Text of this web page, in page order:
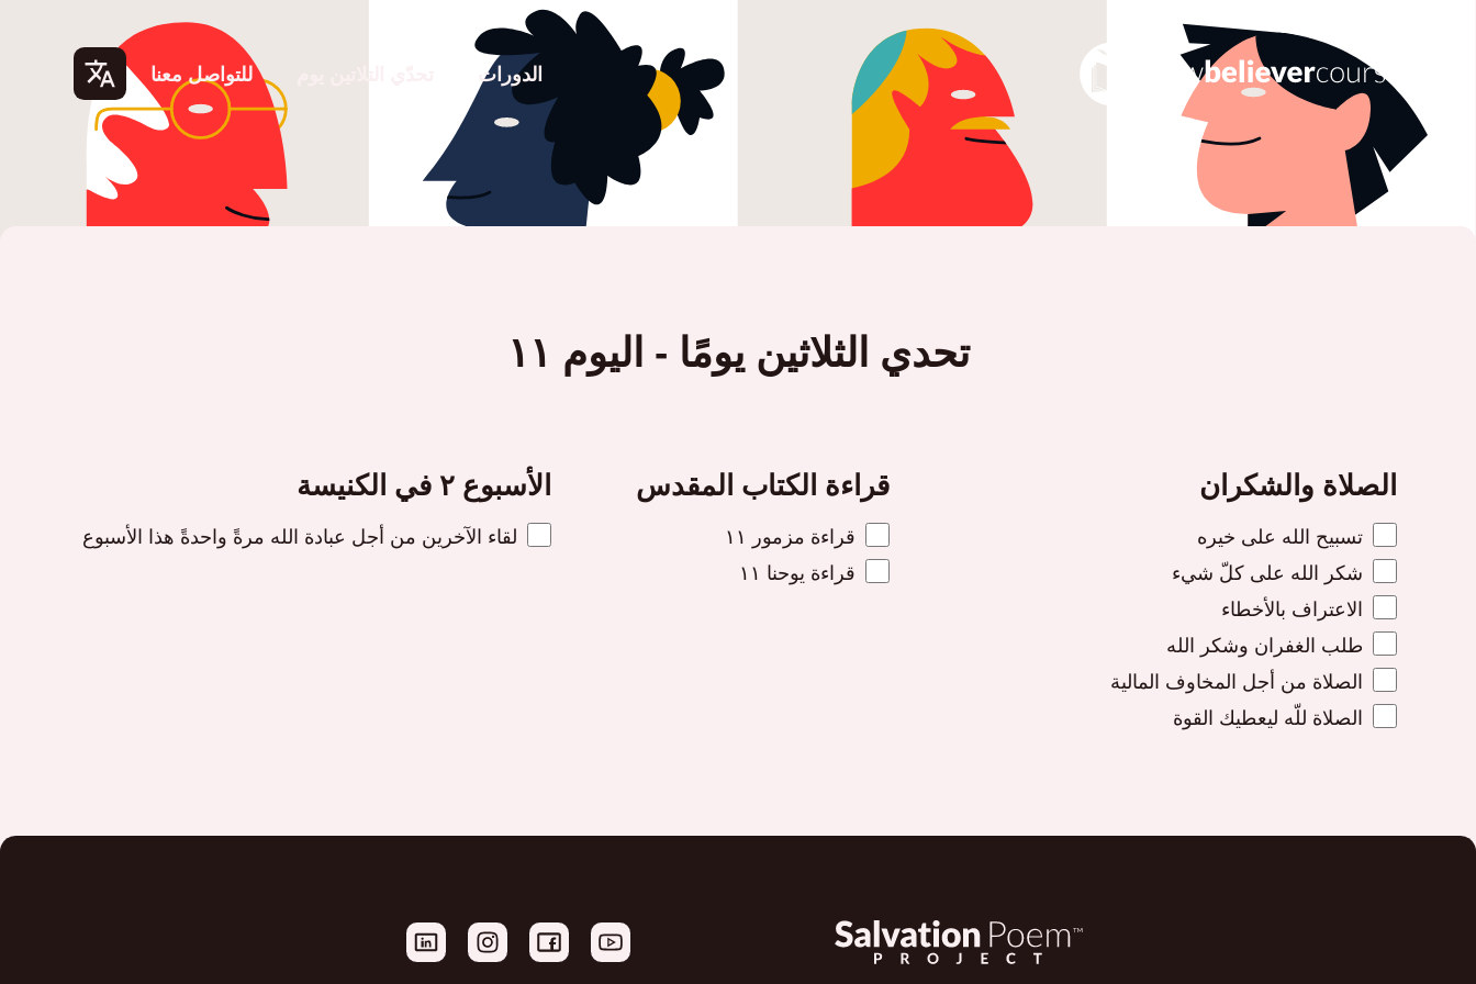
Lang
الدورات للتواصل معنا
تحدي الثلاثين يومًا - اليوم ١١
الصلاة والشكران
تسبيح الله على خيره
شكر الله على كلّ شيء
الاعتراف بالأخطاء
طلب الغفران وشكر الله
الصلاة من أجل المخاوف المالية
الصلاة للّه ليعطيك القوة
قراءة الكتاب المقدس
قراءة مزمور ١١
قراءة يوحنا ١١
الأسبوع ٢ في الكنيسة
لقاء الآخرين من أجل عبادة الله مرةً واحدةً هذا الأسبوع